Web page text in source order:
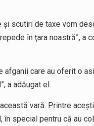
scutiri de taxe vom
în ţara noastră”, a
care au oferit o
a adăugat el.
vară. Printre
special pentru că au